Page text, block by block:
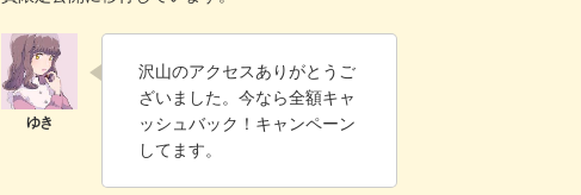
沢山のアクセスありがとうご
ざいました。今なら全額キャ
ッシュバック！キャンペーン
してます。